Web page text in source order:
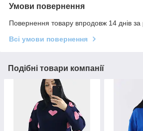
Умови повернення
Повернення товару впродовж 14 днів за
Всі умови повернення
Подібні товари компанії